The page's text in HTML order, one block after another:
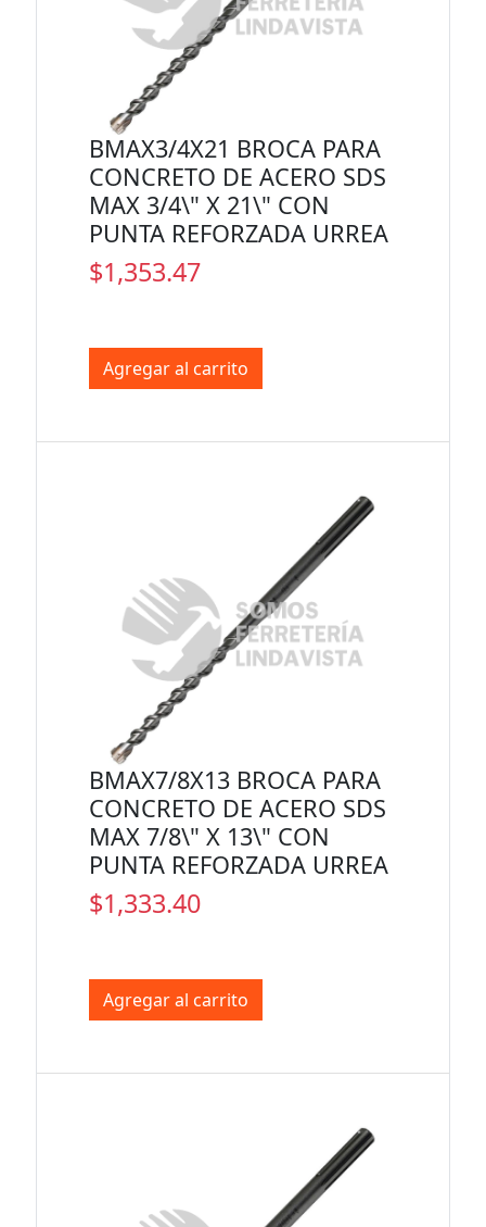
BMAX3/4X21 BROCA PARA
CONCRETO DE ACERO SDS
MAX 3/4\" X 21\" CON
PUNTA REFORZADA URREA
$1,353.47
Agregar al carrito
BMAX7/8X13 BROCA PARA
CONCRETO DE ACERO SDS
MAX 7/8\" X 13\" CON
PUNTA REFORZADA URREA
$1,333.40
Agregar al carrito